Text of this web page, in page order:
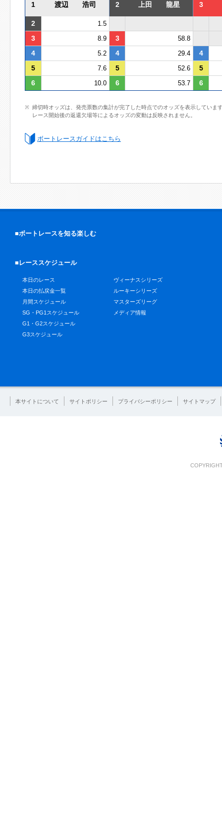
1 渡辺 浩司 2 上田 龍星 3
2 1.5
3 8.9 3 58.8
4 5.2 4 29.4
4
5
7.6 5 52.6
5
6
10.0 6 53.7 6
締切時オッズは、発売票数の集計が完了した時点でのオッズを表示していま
レース開始後の返還欠場等によるオッズの変動は反映されません。
ボートレースガイドはこちら
■ボートレースを知る楽しむ
■レーススケジュール
本日のレース
本日の払戻金一覧
月間スケジュール
SG・PG1スケジュール
G1・G2スケジュール
G3スケジュール
ヴィーナスシリーズ
ルーキーシリーズ
マスターズリーグ
メディア情報
本サイトについて サイトポリシー プライバシーポリシー サイトマップ